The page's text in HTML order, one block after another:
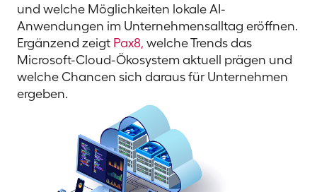
und welche Möglichkeiten lokale AI-
Anwendungen im Unternehmensalltag eröffnen.
Ergänzend zeigt Pax8, welche Trends das
Microsoft-Cloud-Ökosystem aktuell prägen und
welche Chancen sich daraus für Unternehmen
ergeben.